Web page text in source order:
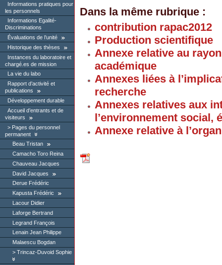
Informations pratiques pour
les personnels
Informations Egalité-
Discriminations
Évaluations de l’unité
Historique des thèses
Instances du laboratoire et
chargé.es de mission
La vie du labo
Rapport d’activité et
publications
Développement durable
Accueil d’entrants et de
visiteurs
Pages du personnel
permanent
Beau Tristan
Camacho Toro Reina
Chauveau Jacques
David Jacques
Derue Frédéric
Kapusta Frédéric
Lacour Didier
Laforge Bertrand
Legrand François
Lenain Jean Philippe
Malaescu Bogdan
Trincaz-Duvoid Sophie
Dans la même rubrique :
contribution rapac2012
Production scientifique
Annexe relative au
académique
Annexes liées à
recherche
Annexes relatives aux
l’environnement social,
Annexe relative à